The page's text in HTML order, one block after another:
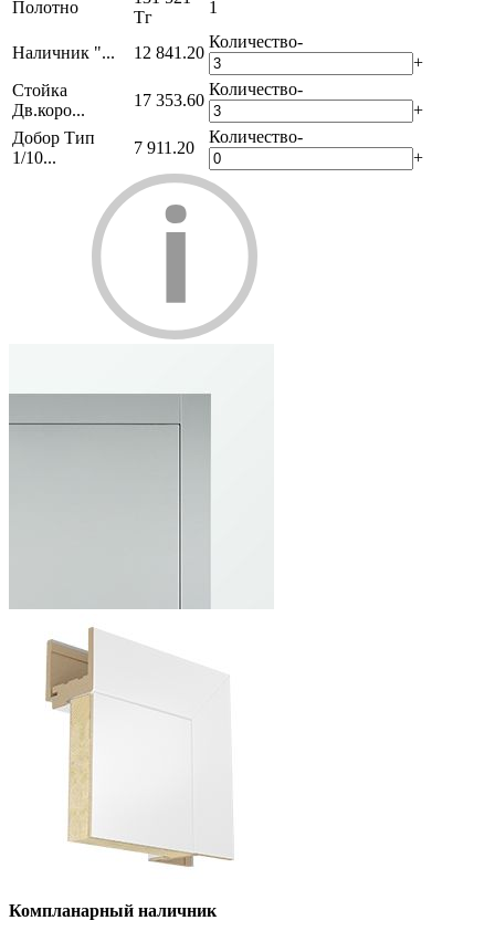
Полотно
Тг
1
Наличник "... 12 841.20
Количество-
+
Стойка
Дв.коро...
17 353.60
Количество-
+
Добор Тип
1/10...
7 911.20
Количество-
+
Компланарный наличник